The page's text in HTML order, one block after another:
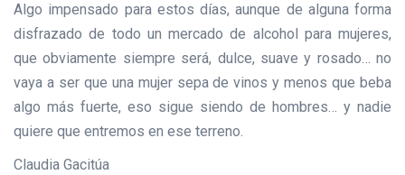
Algo impensado para estos días, aunque de alguna forma
disfrazado de todo un mercado de alcohol para mujeres,
que obviamente siempre será, dulce, suave y rosado… no
vaya a ser que una mujer sepa de vinos y menos que beba
algo más fuerte, eso sigue siendo de hombres… y nadie
quiere que entremos en ese terreno.
Claudia Gacitúa